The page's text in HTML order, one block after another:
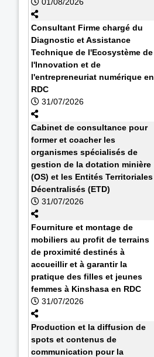
Consultant Firme chargé du
Diagnostic et Assistance
Technique de l'Ecosystème de
l'Innovation et de
l'entrepreneuriat numérique en
RDC
31/07/2026
Cabinet de consultance pour
former et coacher les
organismes spécialisés de
gestion de la dotation minière
(OS) et les Entités Territoriales
Décentralisés (ETD)
31/07/2026
Fourniture et montage de
mobiliers au profit de terrains
de proximité destinés à
accueillir et à garantir la
pratique des filles et jeunes
femmes à Kinshasa en RDC
31/07/2026
Production et la diffusion de
spots et contenus de
communication pour la